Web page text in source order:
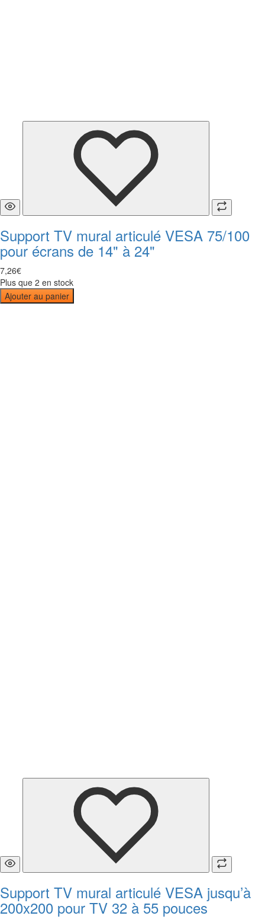
Support TV mural articulé VESA 75/100
pour écrans de 14" à 24"
7,26€
Plus que 2 en stock
Ajouter au panier
Support TV mural articulé VESA jusqu’à
200x200 pour TV 32 à 55 pouces